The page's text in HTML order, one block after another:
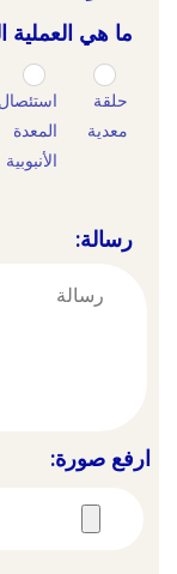
ما هي العملية
حلقة
معدية
استئصال
المعدة
الأنبوبية
رسالة:
ارفع صورة: